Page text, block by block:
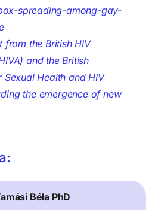
spreading-among-gay-
from the British HIV
and the British
Health and HIV
the emergence of new
Béla PhD